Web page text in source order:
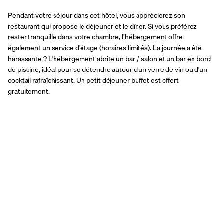
Pendant votre séjour dans cet hôtel, vous apprécierez son
restaurant qui propose le déjeuner et le dîner. Si vous préférez
rester tranquille dans votre chambre, l’hébergement offre
également un service d'étage (horaires limités). La journée a été
harassante ? L'hébergement abrite un bar / salon et un bar en bord
de piscine, idéal pour se détendre autour d'un verre de vin ou d'un
cocktail rafraîchissant. Un petit déjeuner buffet est offert
gratuitement.